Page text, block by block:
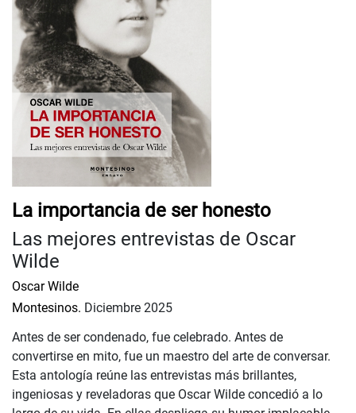
La importancia de ser honesto
Las mejores entrevistas de Oscar
Wilde
Oscar Wilde
Montesinos. Diciembre 2025
Antes de ser condenado, fue celebrado. Antes de
convertirse en mito, fue un maestro del arte de conversar.
Esta antología reúne las entrevistas más brillantes,
ingeniosas y reveladoras que Oscar Wilde concedió a lo